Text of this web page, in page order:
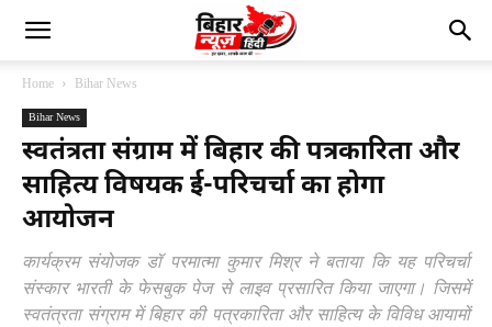
Home Bihar News
Bihar News
स्वतंत्रता संग्राम में बिहार की पत्रकारिता और
साहित्य विषयक ई-परिचर्चा का होगा
आयोजन
कार्यक्रम संयोजक डॉ परमात्मा कुमार मिश्र ने बताया कि यह परिचर्चा
संस्कार भारती के फेसबुक पेज से लाइव प्रसारित किया जाएगा। जिसमें
स्वतंत्रता संग्राम में बिहार की पत्रकारिता और साहित्य के विविध आयामों